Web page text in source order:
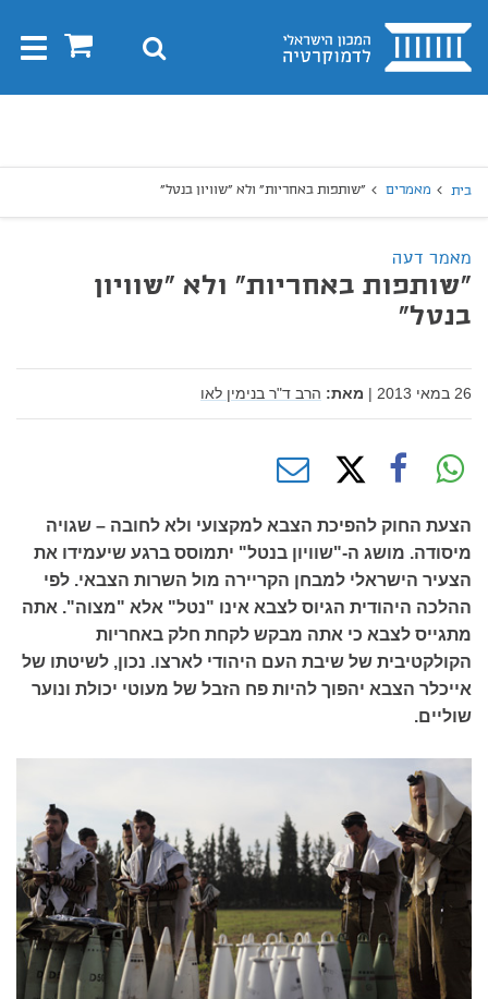
בית 0 חיפוש
בית מאמרים "שותפות באחריות" ולא "שוויון בנטל"
מאמר דעה
"שותפות באחריות" ולא "שוויון
בנטל"
26 במאי 2013 | מאת: הרב ד"ר בנימין לאו
הצעת החוק להפיכת הצבא למקצועי ולא לחובה – שגויה
מיסודה. מושג ה-"שוויון בנטל" יתמוסס ברגע שיעמידו את
הצעיר הישראלי למבחן הקריירה מול השרות הצבאי. לפי
ההלכה היהודית הגיוס לצבא אינו "נטל" אלא "מצוה". אתה
מתגייס לצבא כי אתה מבקש לקחת חלק באחריות
הקולקטיבית של שיבת העם היהודי לארצו. נכון, לשיטתו של
אייכלר הצבא יהפוך להיות פח הזבל של מעוטי יכולת ונוער
שוליים.